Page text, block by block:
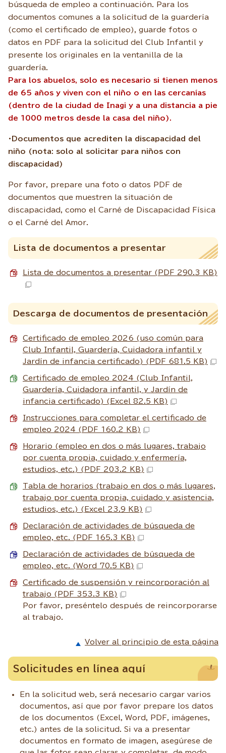
búsqueda de empleo a continuación. Para los
documentos comunes a la solicitud de la guardería
(como el certificado de empleo), guarde fotos o
datos en PDF para la solicitud del Club Infantil y
presente los originales en la ventanilla de la
guardería.
Para los abuelos, solo es necesario si tienen menos
de 65 años y viven con el niño o en las cercanías
(dentro de la ciudad de Inagi y a una distancia a pie
de 1000 metros desde la casa del niño).
・Documentos que acrediten la discapacidad del
niño (nota: solo al solicitar para niños con
discapacidad)
Por favor, prepare una foto o datos PDF de
documentos que muestren la situación de
discapacidad, como el Carné de Discapacidad Física
o el Carné del Amor.
Lista de documentos a presentar
Lista de documentos a presentar (PDF 290.3 KB)
Descarga de documentos de presentación
Certificado de empleo 2026 (uso común para
Club Infantil, Guardería, Cuidadora infantil y
Jardín de infancia certificado) (PDF 681.5 KB)
Certificado de empleo 2024 (Club Infantil,
Guardería, Cuidadora infantil, y Jardín de
infancia certificado) (Excel 82.5 KB)
Instrucciones para completar el certificado de
empleo 2024 (PDF 160.2 KB)
Horario (empleo en dos o más lugares, trabajo
por cuenta propia, cuidado y enfermería,
estudios, etc.) (PDF 203.2 KB)
Tabla de horarios (trabajo en dos o más lugares,
trabajo por cuenta propia, cuidado y asistencia,
estudios, etc.) (Excel 23.9 KB)
Declaración de actividades de búsqueda de
empleo, etc. (PDF 165.3 KB)
Declaración de actividades de búsqueda de
empleo, etc. (Word 70.5 KB)
Certificado de suspensión y reincorporación al
trabajo (PDF 353.3 KB)
Por favor, preséntelo después de reincorporarse
al trabajo.
Volver al principio de esta página
Solicitudes en línea aquí
En la solicitud web, será necesario cargar varios
documentos, así que por favor prepare los datos
de los documentos (Excel, Word, PDF, imágenes,
etc.) antes de la solicitud. Si va a presentar
documentos en formato de imagen, asegúrese de